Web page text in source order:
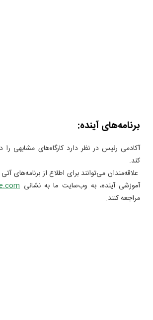
برنامه‌های آینده:
آکادمی رئیس در نظر دارد کارگاه‌های مشابهی را
کند.
علاقه‌مندان می‌توانند برای اطلاع از برنامه‌های
آموزشی آینده، به وب‌سایت ما به نشانی
مراجعه کنند.